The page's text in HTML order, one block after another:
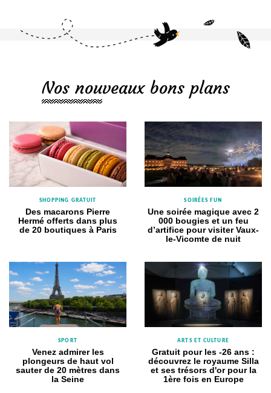
Nos nouveaux bons plans
SHOPPING GRATUIT
Des macarons Pierre
Hermé offerts dans plus
de 20 boutiques à Paris
SOIRÉES FUN
Une soirée magique avec 2
000 bougies et un feu
d’artifice pour visiter Vaux-
le-Vicomte de nuit
SPORT
Venez admirer les
plongeurs de haut vol
sauter de 20 mètres dans
la Seine
ARTS ET CULTURE
Gratuit pour les -26 ans :
découvrez le royaume Silla
et ses trésors d'or pour la
1ère fois en Europe